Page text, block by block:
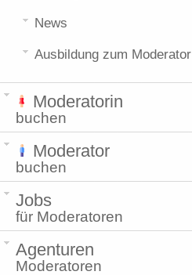
News
Ausbildung zum Moderator
Moderatorin
buchen
Moderator
buchen
Jobs
für Moderatoren
Agenturen
Moderatoren